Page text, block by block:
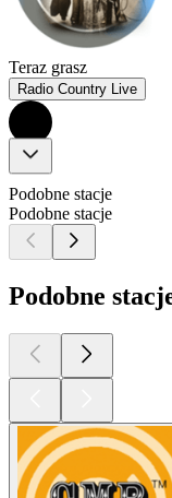
Teraz grasz
Radio Country Live
Podobne stacje
Podobne stacje
Podobne